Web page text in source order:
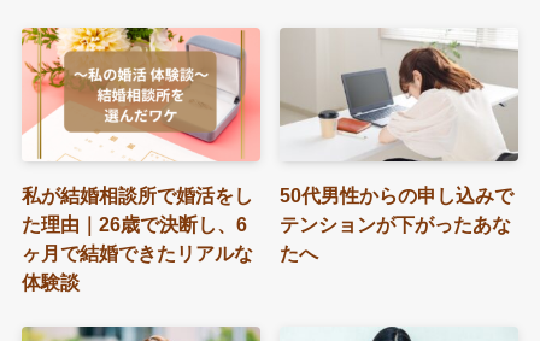
私が結婚相談所で婚活をし
た理由｜26歳で決断し、6
ヶ月で結婚できたリアルな
体験談
50代男性からの申し込みで
テンションが下がったあな
たへ